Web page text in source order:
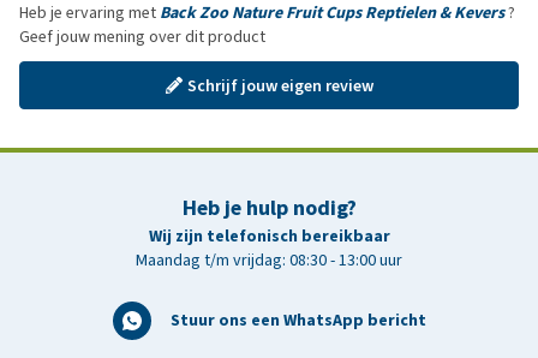
Heb je ervaring met Back Zoo Nature Fruit Cups Reptielen & Kevers?
Geef jouw mening over dit product
Schrijf jouw eigen review
Heb je hulp nodig?
Wij zijn telefonisch bereikbaar
Maandag t/m vrijdag: 08:30 - 13:00 uur
Stuur ons een WhatsApp bericht